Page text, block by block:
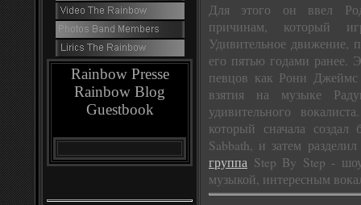
Rainbow Presse
Rainbow Blog
Guestbook
Для этого он ввел
причинам, который
Удивительное движение,
его пятью годами ранее.
певцов как Рони Джеймс
взятия на музыке
удивительного
который сначала
Sabbath, и затем
группа Step By Step -
музыкой, интересным